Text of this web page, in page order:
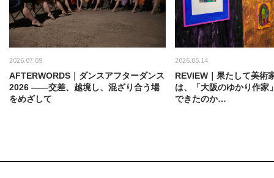
2026.07.09
AFTERWORDS｜ダンスアフターダンス
2026 ——交差、越境し、混ざり合う場
をめざして
2026.05.14
REVIEW｜果たして美術
は、「大阪のゆかり作家
できたのか…